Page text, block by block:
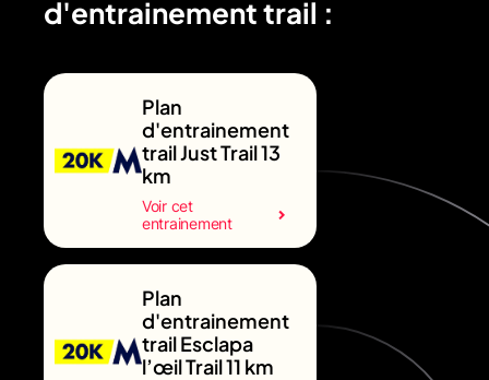
d'entrainement trail :
Plan
d'entrainement
trail Just Trail 13
km
Voir cet
entrainement
Plan
d'entrainement
trail Esclapa
l’œil Trail 11 km